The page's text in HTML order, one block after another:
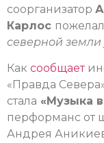
соорганизатор
Карлос
северной земли
Как сообщает
«Правда
стала «Музыка
перформанс от
Андрея